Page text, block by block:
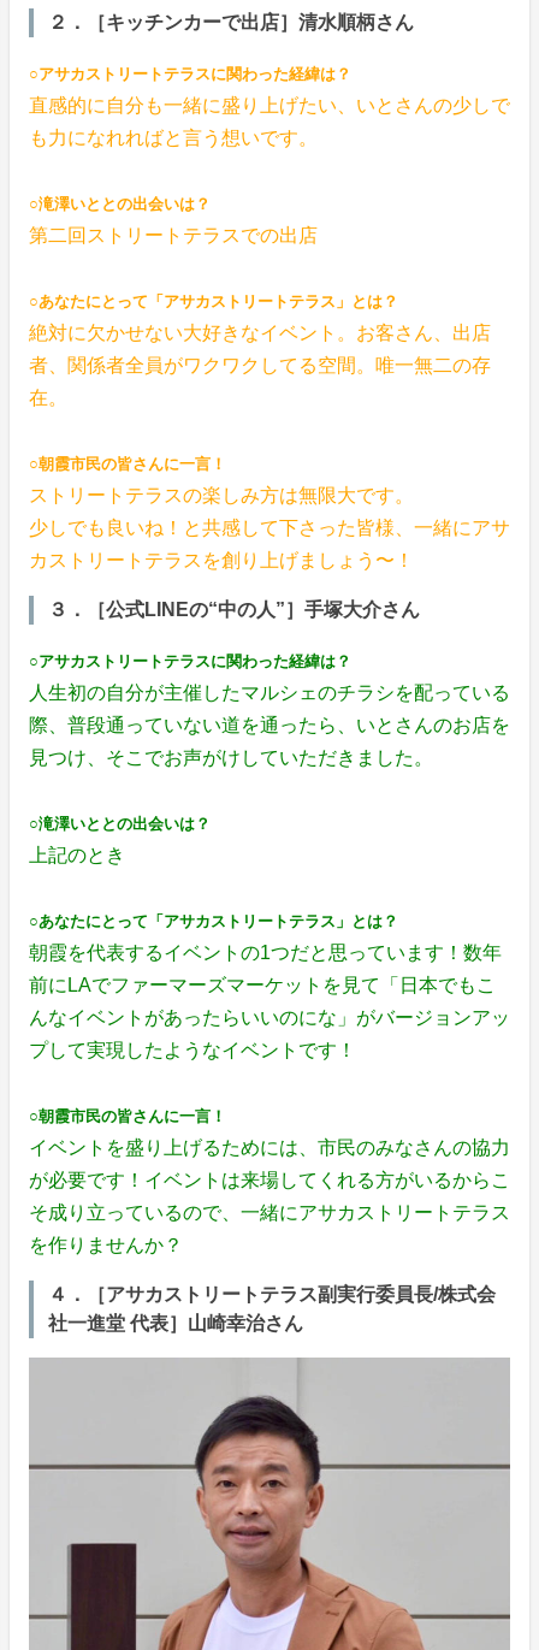
２．［キッチンカーで出店］清水順柄さん
○アサカストリートテラスに関わった経緯は？
直感的に自分も一緒に盛り上げたい、いとさんの少しで
も力になれればと言う想いです。
○滝澤いととの出会いは？
第二回ストリートテラスでの出店
○あなたにとって「アサカストリートテラス」とは？
絶対に欠かせない大好きなイベント。お客さん、出店
者、関係者全員がワクワクしてる空間。唯一無二の存
在。
○朝霞市民の皆さんに一言！
ストリートテラスの楽しみ方は無限大です。
少しでも良いね！と共感して下さった皆様、一緒にアサ
カストリートテラスを創り上げましょう〜！
３．［公式LINEの“中の人”］手塚大介さん
○アサカストリートテラスに関わった経緯は？
人生初の自分が主催したマルシェのチラシを配っている
際、普段通っていない道を通ったら、いとさんのお店を
見つけ、そこでお声がけしていただきました。
○滝澤いととの出会いは？
上記のとき
○あなたにとって「アサカストリートテラス」とは？
朝霞を代表するイベントの1つだと思っています！数年
前にLAでファーマーズマーケットを見て「日本でもこ
んなイベントがあったらいいのにな」がバージョンアッ
プして実現したようなイベントです！
○朝霞市民の皆さんに一言！
イベントを盛り上げるためには、市民のみなさんの協力
が必要です！イベントは来場してくれる方がいるからこ
そ成り立っているので、一緒にアサカストリートテラス
を作りませんか？
４．［アサカストリートテラス副実行委員長/株式会
社一進堂 代表］山崎幸治さん